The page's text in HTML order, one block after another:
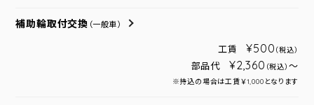
補助輪取付交換 （一般車）
工賃 ¥500 （税込）
部品代 ¥2,360 （税込） ～
※持込の場合は工賃￥1,000となります